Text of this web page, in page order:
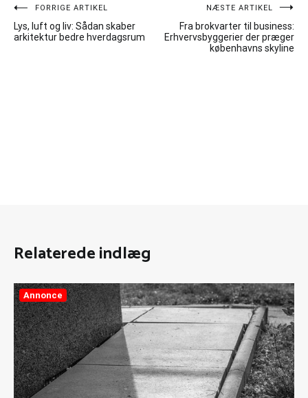
Indlægsnavigation
FORRIGE ARTIKEL
Lys, luft og liv: Sådan skaber
arkitektur bedre hverdagsrum
NÆSTE ARTIKEL
Fra brokvarter til business:
Erhvervsbyggerier der præger
københavns skyline
Relaterede indlæg
Annonce